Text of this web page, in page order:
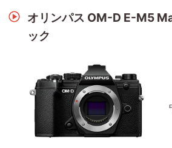
オリンパス OM-D E-M5
ック